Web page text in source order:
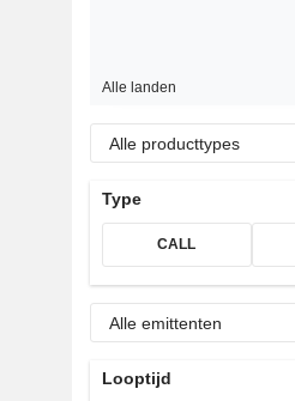
Alle landen
Alle producttypes
Type
CALL
Alle emittenten
Looptijd